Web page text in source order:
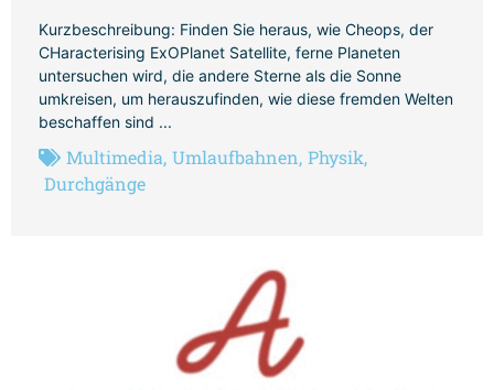
Kurzbeschreibung: Finden Sie heraus, wie Cheops, der
CHaracterising ExOPlanet Satellite, ferne Planeten
untersuchen wird, die andere Sterne als die Sonne
umkreisen, um herauszufinden, wie diese fremden Welten
beschaffen sind ...
Multimedia, Umlaufbahnen, Physik,
Durchgänge